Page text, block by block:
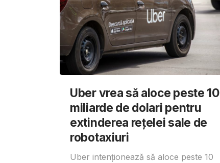
Uber vrea să aloce peste 10
miliarde de dolari pentru
extinderea rețelei sale de
robotaxiuri
Uber intenționează să aloce peste 10